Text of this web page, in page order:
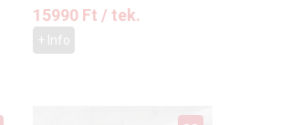
15990 Ft / tek.
+ Info